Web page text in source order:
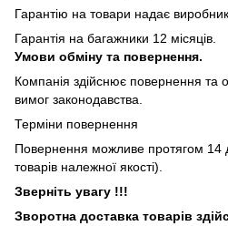
Гарантію на товари надає
Гарантія на багажники 12 місяців.
Умови обміну та повернення.
Компанія здійснює повернення та
вимог законодавства.
Терміни повернення
Повернення можливе протягом 14
товарів належної якості).
Зверніть увагу !!!
Зворотна доставка товарів